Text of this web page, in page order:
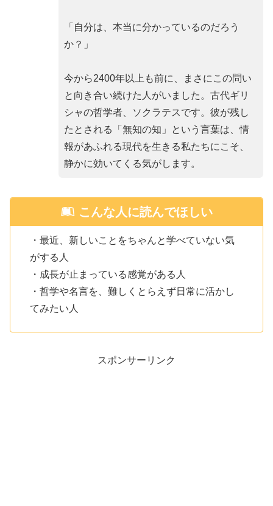
「自分は、本当に分かっているのだろう
か？」
今から2400年以上も前に、まさにこの問い
と向き合い続けた人がいました。古代ギリ
シャの哲学者、ソクラテスです。彼が残し
たとされる「無知の知」という言葉は、情
報があふれる現代を生きる私たちにこそ、
静かに効いてくる気がします。
こんな人に読んでほしい
・最近、新しいことをちゃんと学べていない気
がする人
・成長が止まっている感覚がある人
・哲学や名言を、難しくとらえず日常に活かし
てみたい人
スポンサーリンク